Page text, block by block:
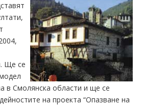
Ще се
в Смолянска области и ще се
на проекта “Опазване на